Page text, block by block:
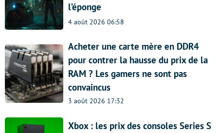
l’éponge
4 août 2026 06:58
Acheter une carte mère en DDR4
pour contrer la hausse du prix de la
RAM ? Les gamers ne sont pas
convaincus
3 août 2026 17:32
Xbox : les prix des consoles Series S